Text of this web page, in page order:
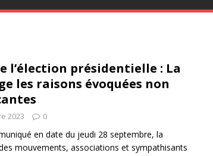
l’élection présidentielle : La
les raisons évoquées non
2023 0
en date du jeudi 28 septembre, la
mouvements, associations et sympathisants